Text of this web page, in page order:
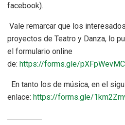
facebook).
Vale remarcar que los
proyectos de Teatro y Danza, lo
el formulario online
de: https://forms.gle/
En tanto los de música, en el
enlace: https://forms.gle/